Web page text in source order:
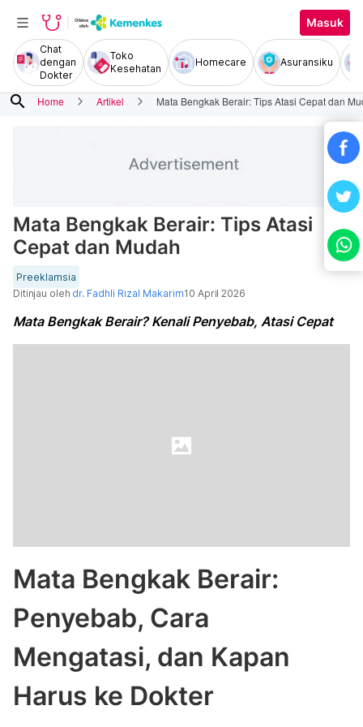
Masuk
Chat
dengan
Dokter
Toko
Kesehatan
Homecare Asuransiku
search Home Artikel Mata Bengkak Berair: Tips Atasi Cepat dan
Mata Bengkak Berair: Tips Atasi
Cepat dan Mudah
Preeklamsia
Ditinjau oleh dr. Fadhli Rizal Makarim10 April 2026
Mata Bengkak Berair? Kenali Penyebab, Atasi Cepat
Mata Bengkak Berair:
Penyebab, Cara
Mengatasi, dan Kapan
Harus ke Dokter